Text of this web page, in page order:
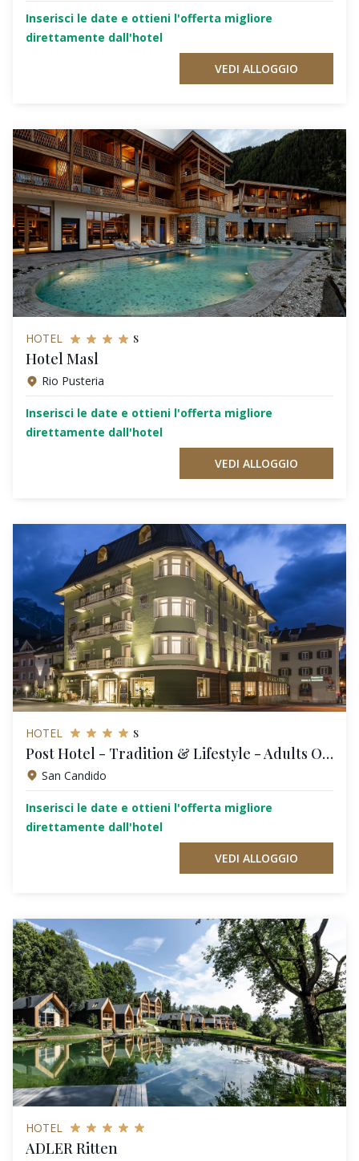
Inserisci le date e ottieni l'offerta migliore
direttamente dall'hotel
VEDI ALLOGGIO
HOTEL s
Hotel Masl
Rio Pusteria
Inserisci le date e ottieni l'offerta migliore
direttamente dall'hotel
VEDI ALLOGGIO
HOTEL s
Post Hotel - Tradition & Lifestyle - Adults Only
San Candido
Inserisci le date e ottieni l'offerta migliore
direttamente dall'hotel
VEDI ALLOGGIO
HOTEL
ADLER Ritten